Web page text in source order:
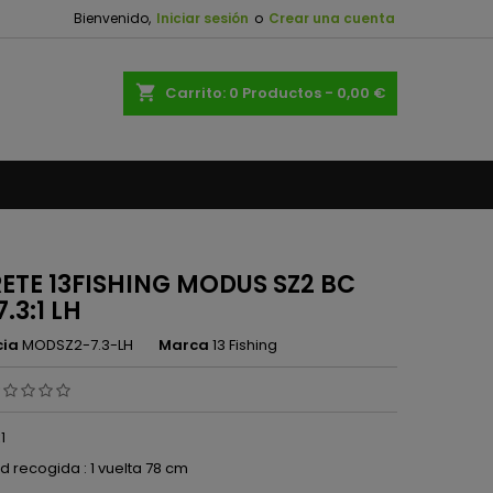
Bienvenido, Iniciar sesión o Crear una cuenta
shopping_cart Carrito: 0 Productos - 0,00 €
13FISHING MODUS SZ2 BC
LH
MODSZ2-7.3-LH Marca 13 Fishing
recogida : 1 vuelta 78 cm